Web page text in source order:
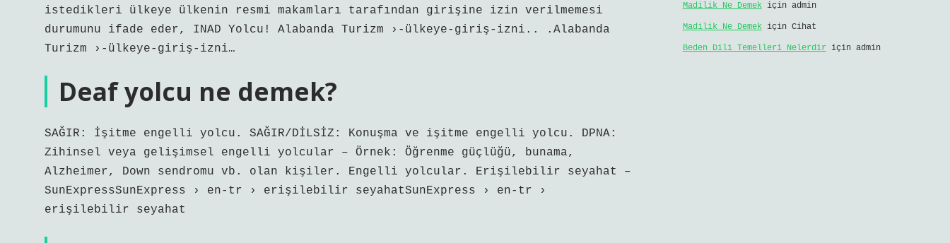
istedikleri ülkeye ülkenin resmi makamları tarafından girişine izin verilmemesi
durumunu ifade eder, INAD Yolcu! Alabanda Turizm ›-ülkeye-giriş-izni.. .Alabanda
Turizm ›-ülkeye-giriş-izni…
Deaf yolcu ne demek?
SAĞIR: İşitme engelli yolcu. SAĞIR/DİLSİZ: Konuşma ve işitme engelli yolcu. DPNA:
Zihinsel veya gelişimsel engelli yolcular – Örnek: Öğrenme güçlüğü, bunama,
Alzheimer, Down sendromu vb. olan kişiler. Engelli yolcular. Erişilebilir seyahat –
SunExpressSunExpress › en-tr › erişilebilir seyahatSunExpress › en-tr ›
erişilebilir seyahat
Madilik Ne Demekiçin admin
Madilik Ne Demekiçin Cihat
Beden Dili Temelleri Nelerdir için admin